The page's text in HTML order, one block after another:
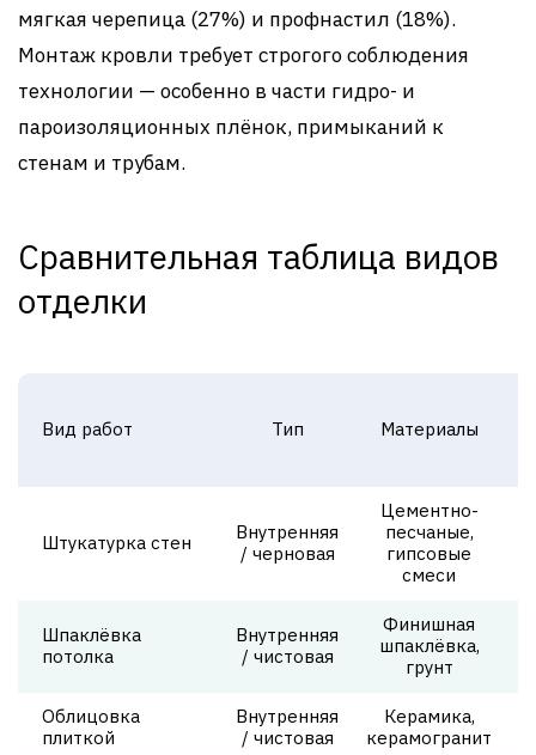
мягкая черепица (27%) и профнастил (18%).
Монтаж кровли требует строгого соблюдения
технологии — особенно в части гидро- и
пароизоляционных плёнок, примыканий к
стенам и трубам.
Сравнительная таблица видов
отделки
Вид работ Тип Материалы
Штукатурка стен
Внутренняя
/ черновая
Цементно-
песчаные,
гипсовые
смеси
Шпаклёвка
потолка
Внутренняя
/ чистовая
Финишная
шпаклёвка,
грунт
Облицовка
плиткой
Внутренняя
/ чистовая
Керамика,
керамогранит